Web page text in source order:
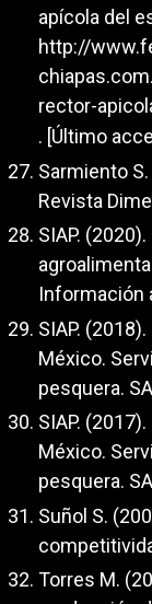
apícola del
http://
rector-
. [Último
Sarmiento
Revista
SIAP.
Información
SIAP.
México.
pesquera.
SIAP.
México.
pesquera.
Suñol S.
Torres M.